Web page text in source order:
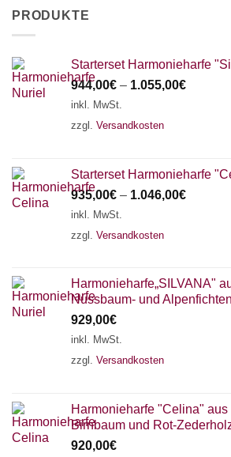
PRODUKTE
Starterset Harmonieharfe
944,00€ – 1.055,00€
inkl. MwSt.
zzgl. Versandkosten
Starterset Harmonieharfe
935,00€ – 1.046,00€
inkl. MwSt.
zzgl. Versandkosten
Harmonieharfe„SILVANA"
Nussbaum- und
929,00€
inkl. MwSt.
zzgl. Versandkosten
Harmonieharfe "Celina"
Birnbaum und Rot-
920,00€